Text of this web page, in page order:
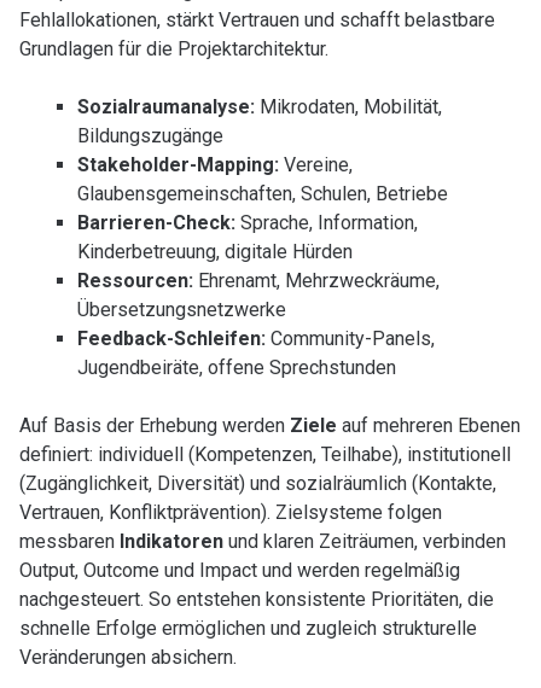
Fehlallokationen, stärkt Vertrauen und schafft belastbare
Grundlagen für die Projektarchitektur.
Sozialraumanalyse: Mikrodaten, Mobilität,
Bildungszugänge
Stakeholder-Mapping: Vereine,
Glaubensgemeinschaften, Schulen, Betriebe
Barrieren-Check: Sprache, Information,
Kinderbetreuung, digitale Hürden
Ressourcen: Ehrenamt, Mehrzweckräume,
Übersetzungsnetzwerke
Feedback-Schleifen: Community-Panels,
Jugendbeiräte, offene Sprechstunden
Auf Basis der Erhebung werden Ziele auf mehreren Ebenen
definiert: individuell (Kompetenzen, Teilhabe), institutionell
(Zugänglichkeit, Diversität) und sozialräumlich (Kontakte,
Vertrauen, Konfliktprävention). Zielsysteme folgen
messbaren Indikatorenund klaren Zeiträumen, verbinden
Output, Outcome und Impact und werden regelmäßig
nachgesteuert. So entstehen konsistente Prioritäten, die
schnelle Erfolge ermöglichen und zugleich strukturelle
Veränderungen absichern.